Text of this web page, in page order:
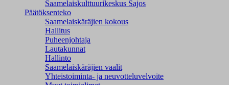
Saamelaiskulttuuri­keskus Sajos
Päätöksenteko
Saamelaiskäräjien kokous
Hallitus
Puheenjohtaja
Lautakunnat
Hallinto
Saamelaiskäräjien vaalit
Yhteistoiminta- ja neuvotteluvelvoite